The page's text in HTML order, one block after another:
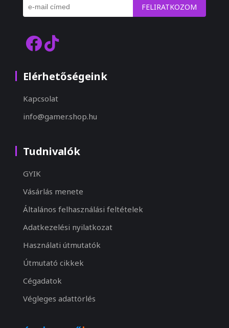
FELIRATKOZOM
Elérhetőségeink
Kapcsolat
info@gamer.shop.hu
Tudnivalók
GYIK
Vásárlás menete
Általános felhasználási feltételek
Adatkezelési nyilatkozat
Használati útmutatók
Útmutató cikkek
Cégadatok
Végleges adattörlés